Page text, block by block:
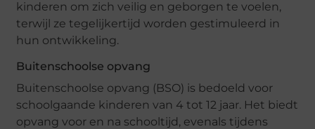
kinderen om zich veilig en geborgen te voelen,
terwijl ze tegelijkertijd worden gestimuleerd in
hun ontwikkeling.
Buitenschoolse opvang
Buitenschoolse opvang (BSO) is bedoeld voor
schoolgaande kinderen van 4 tot 12 jaar. Het biedt
opvang voor en na schooltijd, evenals tijdens